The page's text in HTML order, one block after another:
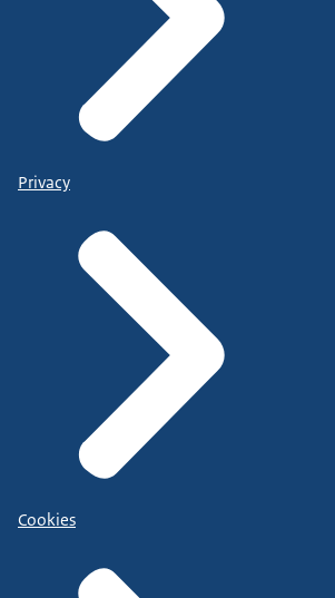
Privacy
Cookies